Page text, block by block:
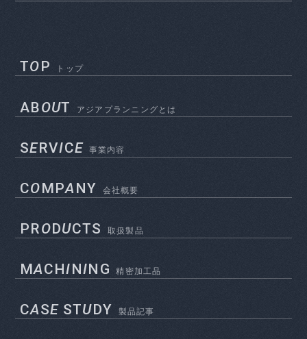
TO P トップ
ABOUT アジアプランニングとは
SERVICE 事業内容
COMPA NY 会社概要
PRODUCTS 取扱製品
MACHINING 精密加工品
CASESTUDY 製品記事